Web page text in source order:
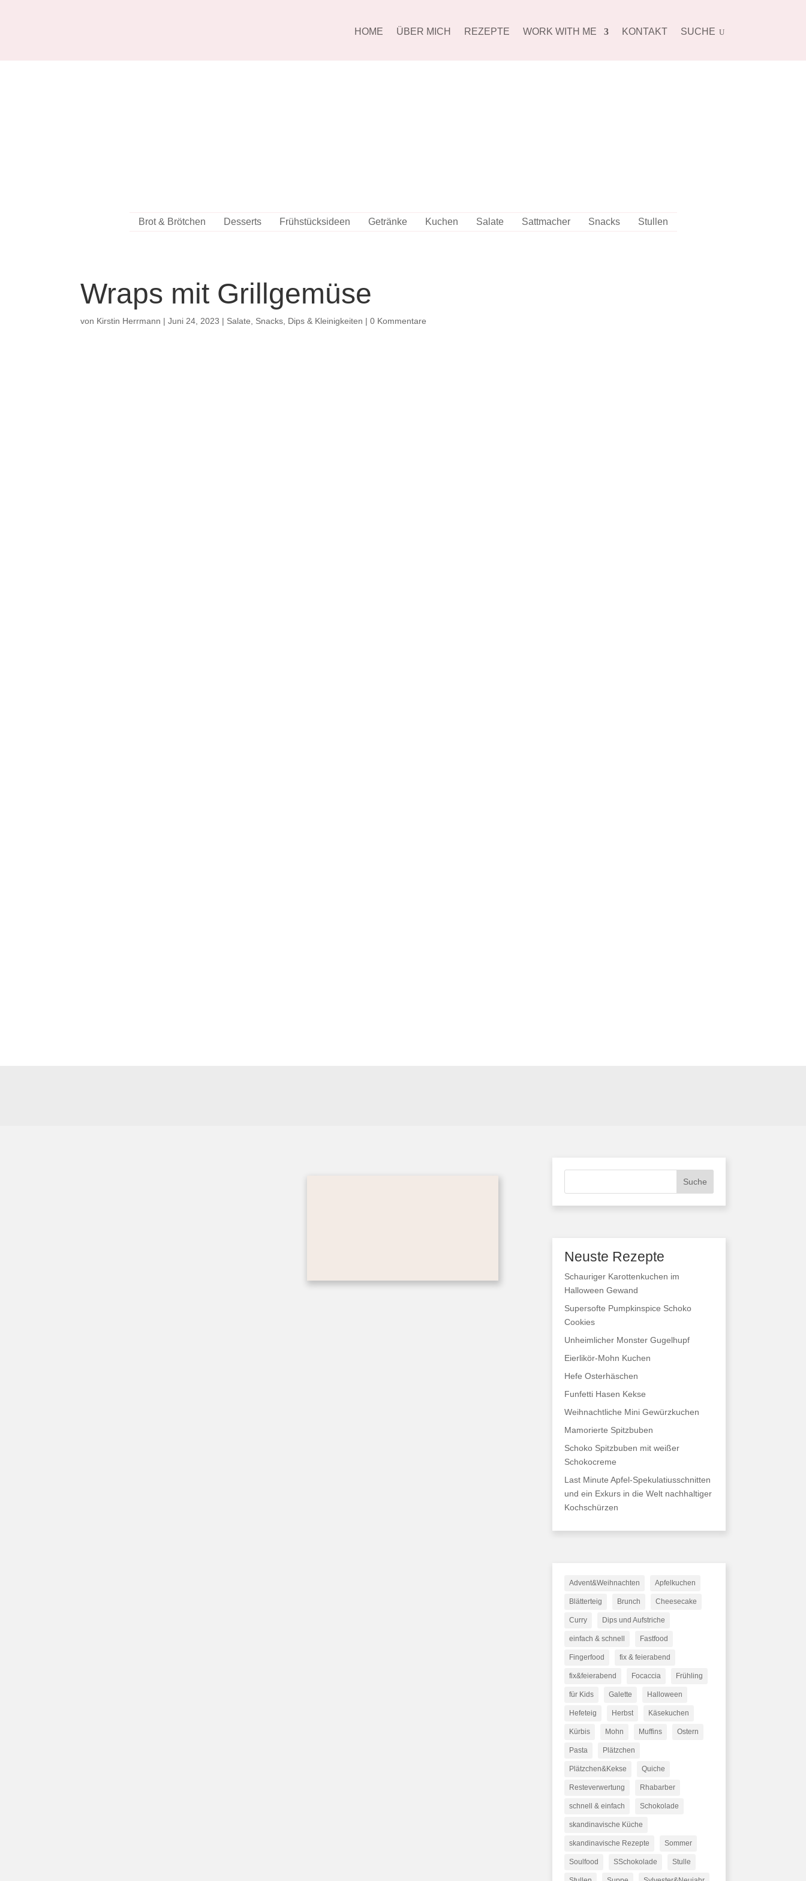
HOME ÜBER MICH REZEPTE WORK WITH ME KONTAKT SUCHE U
Brot & Brötchen Desserts Frühstücksideen Getränke Kuchen Salate Sattmacher Snacks Stullen
Wraps mit Grillgemüse
von Kirstin Herrmann |Juni 24, 2023 | Salate Snacks, Dips & Kleinigkeiten |0 Kommentare
Suche
Neuste Rezepte
Schauriger Karottenkuchen im
Halloween Gewand
Supersofte Pumpkinspice Schoko
Cookies
Unheimlicher Monster Gugelhupf
Eierlikör-Mohn Kuchen
Hefe Osterhäschen
Funfetti Hasen Kekse
Weihnachtliche Mini Gewürzkuchen
Mamorierte Spitzbuben
Schoko Spitzbuben mit weißer
Schokocreme
Last Minute Apfel-Spekulatiusschnitten
und ein Exkurs in die Welt nachhaltiger
Kochschürzen
Advent&Weihnachten Apfelkuchen
Blätterteig Brunch Cheesecake
Curry Dips und Aufstriche
einfach & schnell Fastfood
Fingerfood fix & feierabend
fix&feierabend Focaccia Frühling
für Kids Galette Halloween
Hefeteig Herbst Käsekuchen
Kürbis Mohn Muffins Ostern
Pasta Plätzchen
Plätzchen&Kekse Quiche
Resteverwertung Rhabarber
schnell & einfach Schokolade
skandinavische Küche
skandinavische Rezepte Sommer
Soulfood SSchokolade Stulle